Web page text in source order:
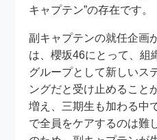
キャプテン”の存在です。
副キャプテンの就任企画
は、櫻坂46にとって、組
グループとして新しいス
ングだと受け止めること
増え、三期生も加わる中
で全員をケアするのは難